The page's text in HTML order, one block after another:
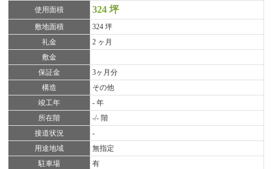
使用面積
324 坪
敷地面積
324 坪
礼金
2 ヶ月
敷金
保証金
3ヶ月分
構造
その他
竣工年
- 年
所在階
-/- 階
接道状況
-
用途地域
無指定
駐車場
有